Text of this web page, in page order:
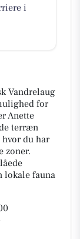
i
Vandrelaug
for
Anette
terræn
du har
zoner.
lokale fauna